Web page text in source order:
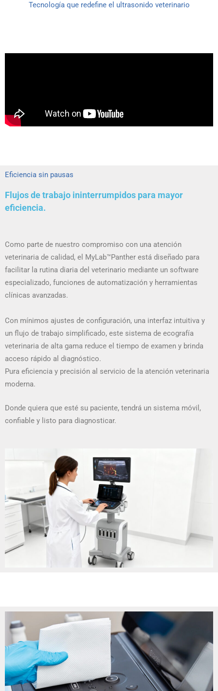
Tecnología que redefine el ultrasonido veterinario
Eficiencia sin pausas
Flujos de trabajo ininterrumpidos para mayor
eficiencia.
Como parte de nuestro compromiso con una atención
veterinaria de calidad, el MyLab™Panther está diseñado para
facilitar la rutina diaria del veterinario mediante un software
especializado, funciones de automatización y herramientas
clínicas avanzadas.
Con mínimos ajustes de configuración, una interfaz intuitiva y
un flujo de trabajo simplificado, este sistema de ecografía
veterinaria de alta gama reduce el tiempo de examen y brinda
acceso rápido al diagnóstico.
Pura eficiencia y precisión al servicio de la atención veterinaria
moderna.
Donde quiera que esté su paciente, tendrá un sistema móvil,
confiable y listo para diagnosticar.